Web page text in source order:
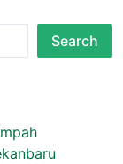
Search